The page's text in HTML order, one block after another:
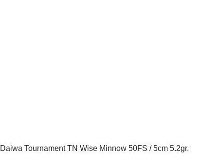
Daiwa Tournament TN Wise Minnow 50FS / 5cm 5.2gr.